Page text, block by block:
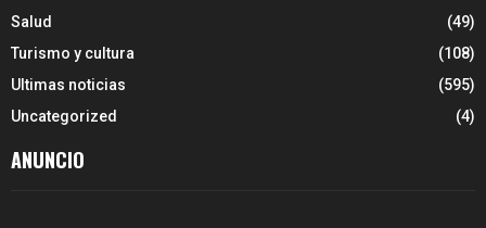
Salud
(49)
Turismo y cultura
(108)
Ultimas noticias
(595)
Uncategorized
(4)
ANUNCIO